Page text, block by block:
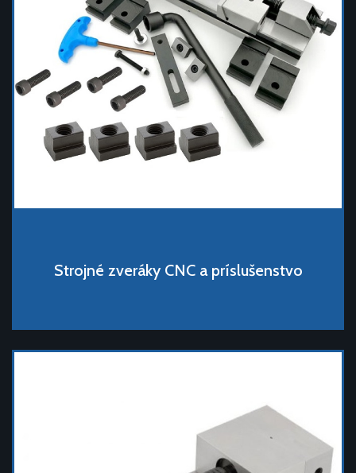
Strojné zveráky CNC a príslušenstvo